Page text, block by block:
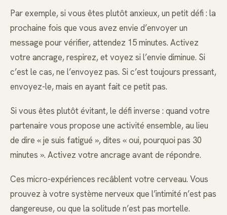
Par exemple, si vous êtes plutôt anxieux, un petit défi : la
prochaine fois que vous avez envie d’envoyer un
message pour vérifier, attendez 15 minutes. Activez
votre ancrage, respirez, et voyez si l’envie diminue. Si
c’est le cas, ne l’envoyez pas. Si c’est toujours pressant,
envoyez-le, mais en ayant fait ce petit pas.
Si vous êtes plutôt évitant, le défi inverse : quand votre
partenaire vous propose une activité ensemble, au lieu
de dire « je suis fatigué », dites « oui, pourquoi pas 30
minutes ». Activez votre ancrage avant de répondre.
Ces micro-expériences recâblent votre cerveau. Vous
prouvez à votre système nerveux que l’intimité n’est pas
dangereuse, ou que la solitude n’est pas mortelle.